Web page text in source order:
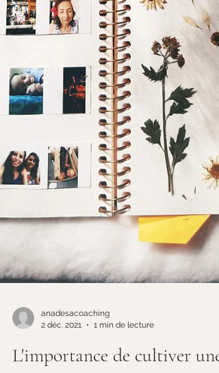
2 déc. 2021
1 min de lecture